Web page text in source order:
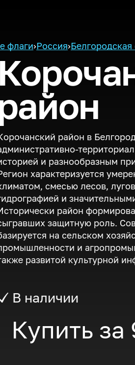
флаги›Россия›Белгородская
район в
и разнообразным
характеризуется
смесью лесов,
и
район
защитную роль.
на сельском
и
развитой культурной
В наличии
Купить за